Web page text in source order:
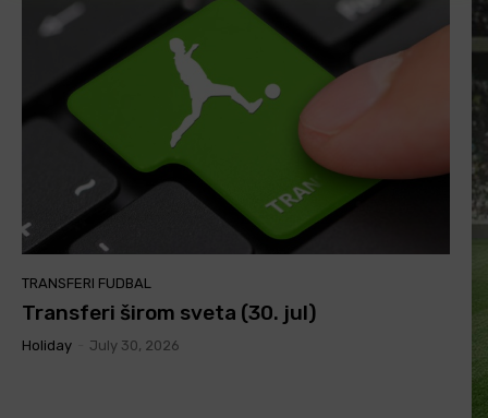
TRANSFERI FUDBAL
Transferi širom sveta (30. jul)
Holiday July 30, 2026